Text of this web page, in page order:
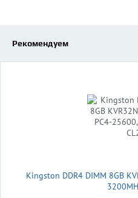
Рекомендуем
Kingston DDR4 DIMM 8GB